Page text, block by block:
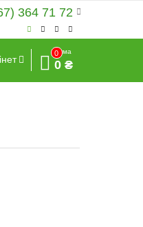
364 71 72
0
Сума
0 ₴